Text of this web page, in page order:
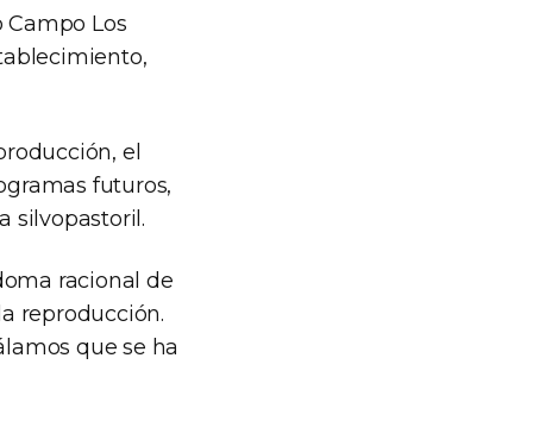
Los
el
futuros,
silvopastoril.
racional de
reproducción.
que se ha